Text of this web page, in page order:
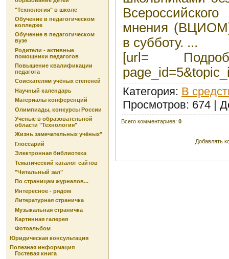
"Технология" в школе
Обучение в педагогическом
колледже
Обучение в педагогическом
вузе
Родители - активные
помощники педагогов
Повышение квалификации
педагога
Соискателям учёных степеней
Научный календарь
Материалы конференций
Олимпиады, конкурсы России
Ученые в образовательной
области "Технология"
Жизнь замечательных учёных"
Глоссарий
Электронная библиотека
Тематический каталог сайтов
"Читальный зал"
По страницам журналов...
Интересное - рядом
Литературная страничка
Музыкальная страничка
Картинная галерея
Фотоальбом
Юридическая консультация
Полезная информация
Гостевая книга
мнения (ВЦИОМ),
в субботу. ...
[url=
Категория: В
Просмотров: 674 |
Всего комментариев: 0
Добавлять